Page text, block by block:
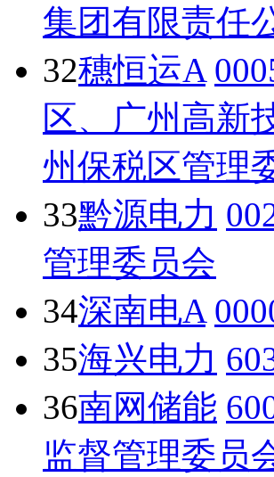
集团有限责任
32穗恒运A
区、广州高新
州保税区管理
33黔源电力
管理委员会
34深南电A
35海兴电力
36南网储能
监督管理委员